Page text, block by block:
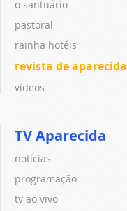
o santuário
pastoral
rainha hotéis
revista de aparecida
vídeos
TV Aparecida
notícias
programação
tv ao vivo